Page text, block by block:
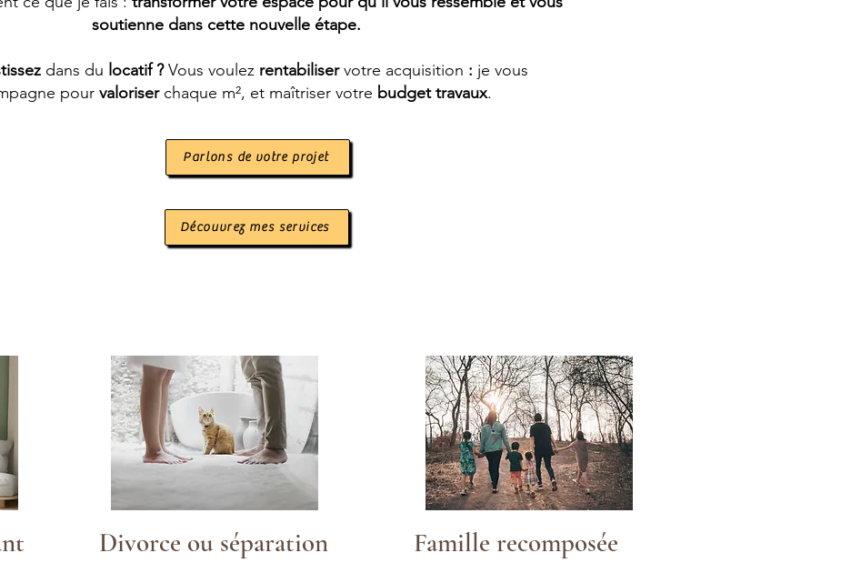
soutienne dans cette nouvelle étape.
dans du locatif ?Vous voulez rentabiliservotre acquisition : je vous
pour valoriser chaque m², et maîtriser votre budget travaux.
Parlons de votre projet
Découvrez mes services
Divorce ou séparation Famille recomposée